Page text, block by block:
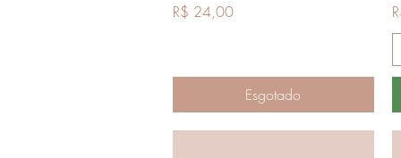
Preço
R$ 24,00
Esgotado